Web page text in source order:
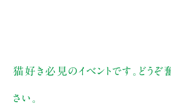
猫好き必見のイベントです。どうぞ
さい。